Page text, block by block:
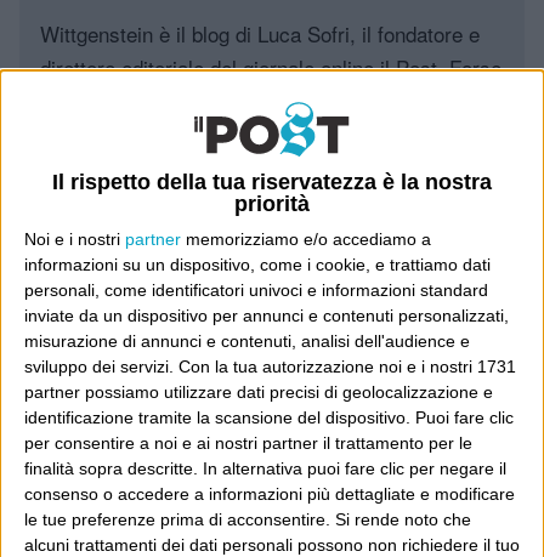
Il rispetto della tua riservatezza è la nostra
priorità
Noi e i nostri partner memorizziamo e/o accediamo a
informazioni su un dispositivo, come i cookie, e trattiamo dati
personali, come identificatori univoci e informazioni standard
inviate da un dispositivo per annunci e contenuti personalizzati,
misurazione di annunci e contenuti, analisi dell'audience e
sviluppo dei servizi. Con la tua autorizzazione noi e i nostri 1731
partner possiamo utilizzare dati precisi di geolocalizzazione e
identificazione tramite la scansione del dispositivo. Puoi fare clic
per consentire a noi e ai nostri partner il trattamento per le
finalità sopra descritte. In alternativa puoi fare clic per negare il
consenso o accedere a informazioni più dettagliate e modificare
le tue preferenze prima di acconsentire. Si rende noto che
alcuni trattamenti dei dati personali possono non richiedere il tuo
Wittgenstein è il blog di Luca Sofri, il fondatore e
direttore editoriale del giornale online il Post. Forse
sei qui perché conosci già il Post, o forse sei
capitato qui per altri giri.
In questo secondo caso, e se Wittgenstein ti piace,
potrebbe piacerti anche il Post: che è partito
proprio da qui, e dal voler portare gli approcci di
questo blog dentro a un progetto più grande.
Poi il Post è cresciuto ed è diventato anche altro:
un progetto giornalistico che prosegue da oltre 16
anni, grazie a chi lo scopre, lo apprezza e lo
consiglia in giro.
Leggi il Post, magari ti piace